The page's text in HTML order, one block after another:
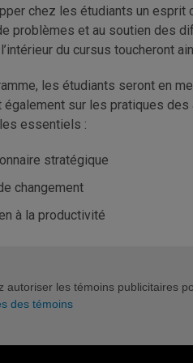
chez les étudiants un esprit
problèmes et au soutien des
du cursus toucheront
les étudiants seront en
également sur les pratiques
essentiels :
stratégique
changement
à la productivité
autoriser les témoins publicitaires
des témoins